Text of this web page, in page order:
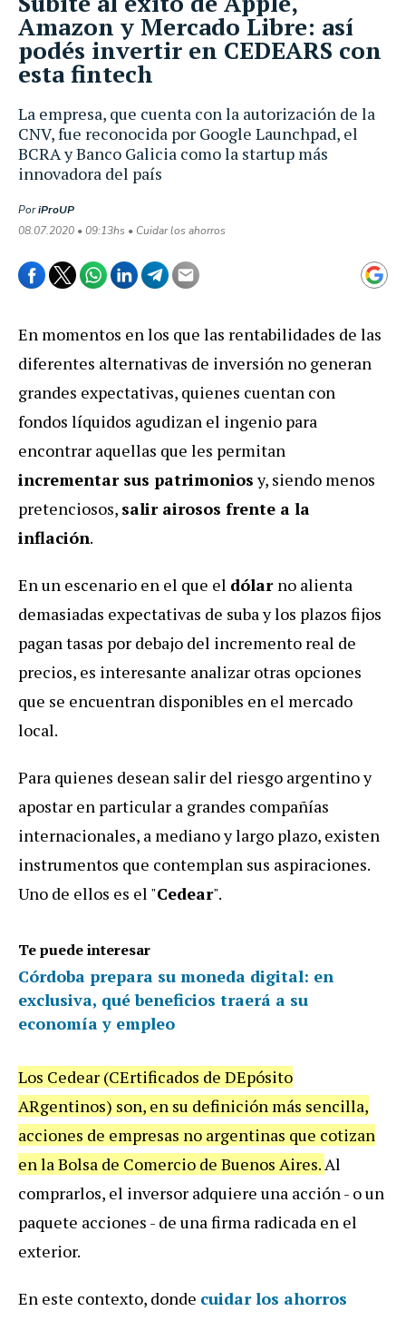
La empresa, que cuenta con la autorización de la
CNV, fue reconocida por Google Launchpad, el
BCRA y Banco Galicia como la startup más
innovadora del país
PoriProUP
08.07.2020 • 09:13hs • Cuidar los ahorros
Amazon y Mercado Libre: así
podés invertir en CEDEARS con
esta fintech
En momentos en los que las rentabilidades de las
diferentes alternativas de inversión no generan
grandes expectativas, quienes cuentan con
fondos lí­quidos agudizan el ingenio para
encontrar aquellas que les permitan
incrementar sus patrimoniosy, siendo menos
pretenciosos, salir airosos frente a la
inflación.
En un escenario en el que el dólar no alienta
demasiadas expectativas de suba y los plazos fijos
pagan tasas por debajo del incremento real de
precios, es interesante analizar otras opciones
que se encuentran disponibles en el mercado
local.
Para quienes desean salir del riesgo argentino y
apostar en particular a grandes compañí­as
internacionales, a mediano y largo plazo, existen
instrumentos que contemplan sus aspiraciones.
Uno de ellos es el "Cedear".
Te puede interesar
Córdoba prepara su moneda digital: en
exclusiva, qué beneficios traerá a su
economía y empleo
Los Cedear (CErtificados de DEpósito
ARgentinos) son, en su definición más sencilla,
acciones de empresas no argentinas que cotizan
en la Bolsa de Comercio de Buenos Aires.Al
comprarlos, el inversor adquiere una acción - o un
paquete acciones - de una firma radicada en el
exterior.
En este contexto, donde cuidar los ahorros